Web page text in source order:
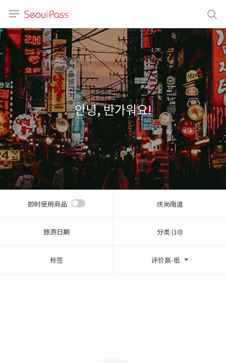
体)
文 (台灣)
안녕, 반가워요!
即时使用商品 庆尚南道
旅游日期 分类 (10)
标签 评价高-低